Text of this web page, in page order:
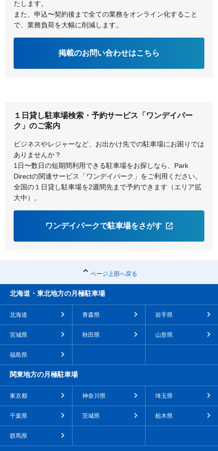
たします。
また、申込〜契約後まで全ての業務をオンライン化すること
で、業務負荷を大幅に削減します。
掲載のお問い合わせはこちら
１日貸し駐車場検索・予約サービス「ワンデイパー
ク」のご案内
ビジネスやレジャーなど、お出かけ先での駐車場にお困りでは
ありませんか？
1日〜数日の短期間利用できる駐車場をお探しなら、Park
Directの関連サービス「ワンデイパーク」をご利用ください。
全国の１日貸し駐車場を2週間先まで予約できます（エリア拡
大中）。
ワンデイパークで駐車場をさがす
ページ上部へ戻る
北海道・東北地方の月極駐車場
北海道 青森県 岩手県
宮城県 秋田県 山形県
福島県
関東地方の月極駐車場
東京都 神奈川県 埼玉県
千葉県 茨城県 栃木県
群馬県